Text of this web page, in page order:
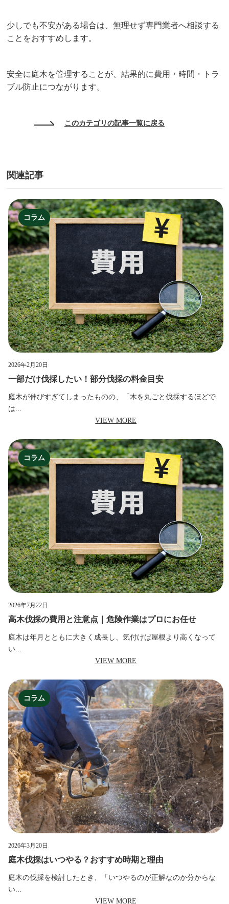
少しでも不安がある場合は、無理せず専門業者へ相談する
ことをおすすめします。
安全に庭木を管理することが、結果的に費用・時間・トラ
ブル防止につながります。
このカテゴリの記事一覧に戻る
関連記事
コラム
2026年2月20日
一部だけ伐採したい！部分伐採の料金目安
庭木が伸びすぎてしまったものの、「木を丸ごと伐採するほどで
は...
VIEW MORE
コラム
2026年7月22日
高木伐採の費用と注意点｜危険作業はプロにお任せ
庭木は年月とともに大きく成長し、気付けば屋根より高くなって
い...
VIEW MORE
コラム
2026年3月20日
庭木伐採はいつやる？おすすめ時期と理由
庭木の伐採を検討したとき、「いつやるのが正解なのか分からな
い...
VIEW MORE